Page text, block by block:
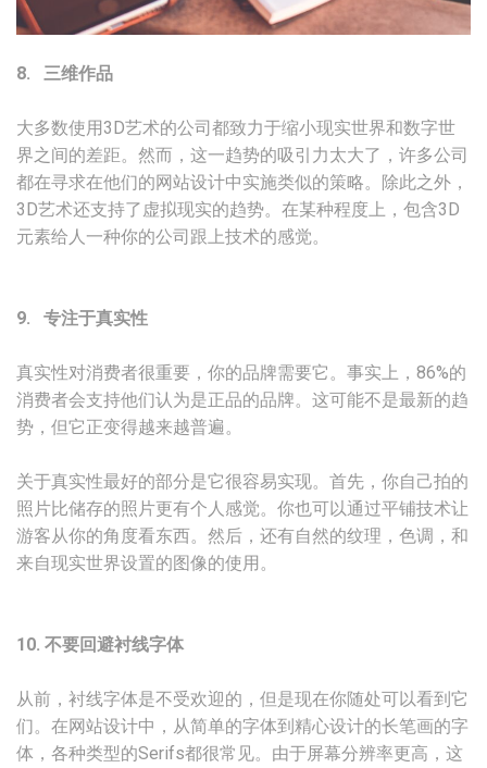
8. 三维作品
大多数使用3D艺术的公司都致力于缩小现实世界和数字世
界之间的差距。然而，这一趋势的吸引力太大了，许多公司
都在寻求在他们的网站设计中实施类似的策略。除此之外，
3D艺术还支持了虚拟现实的趋势。在某种程度上，包含3D
元素给人一种你的公司跟上技术的感觉。
9. 专注于真实性
真实性对消费者很重要，你的品牌需要它。事实上，86%的
消费者会支持他们认为是正品的品牌。这可能不是最新的趋
势，但它正变得越来越普遍。
关于真实性最好的部分是它很容易实现。首先，你自己拍的
照片比储存的照片更有个人感觉。你也可以通过平铺技术让
游客从你的角度看东西。然后，还有自然的纹理，色调，和
来自现实世界设置的图像的使用。
10. 不要回避衬线字体
从前，衬线字体是不受欢迎的，但是现在你随处可以看到它
们。在网站设计中，从简单的字体到精心设计的长笔画的字
体，各种类型的Serifs都很常见。由于屏幕分辨率更高，这